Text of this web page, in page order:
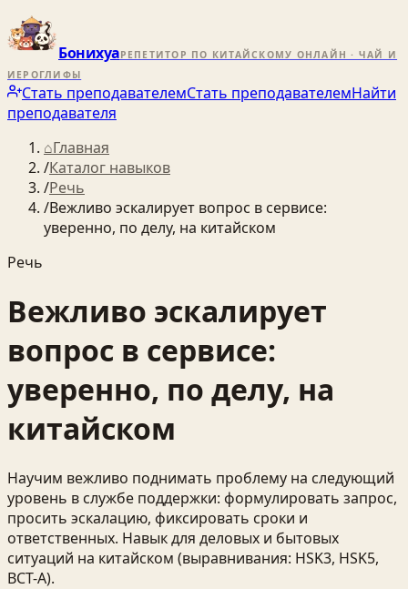
БонихуаРЕПЕТИТОР ПО КИТАЙСКОМУ ОНЛАЙН · ЧАЙ И
ИЕРОГЛИФЫ
Стать преподавателемСтать преподавателемНайти
преподавателя
⌂Главная
/Каталог навыков
/Речь
/Вежливо эскалирует вопрос в сервисе:
уверенно, по делу, на китайском
Речь
Вежливо эскалирует
вопрос в сервисе:
уверенно, по делу, на
китайском
Научим вежливо поднимать проблему на следующий
уровень в службе поддержки: формулировать запрос,
просить эскалацию, фиксировать сроки и
ответственных. Навык для деловых и бытовых
ситуаций на китайском (выравнивания: HSK3, HSK5,
BCT-A).